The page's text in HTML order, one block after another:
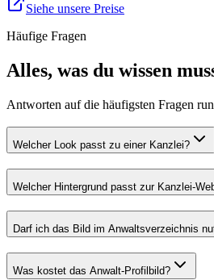
Siehe unsere Preise
Häufige Fragen
Alles, was du wissen
Antworten auf die häufigsten Fragen
Welcher Look passt zu einer Kanzlei?
Welcher Hintergrund passt zur Kanzlei-
Darf ich das Bild im Anwaltsverzeichnis
Was kostet das Anwalt-Profilbild?